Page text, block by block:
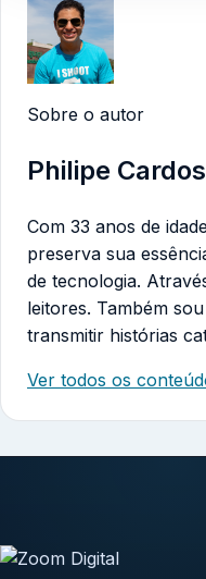
Sobre o autor
Philipe
Com 33 anos de
preserva sua
de tecnologia.
leitores. Também
transmitir histórias
Ver todos os